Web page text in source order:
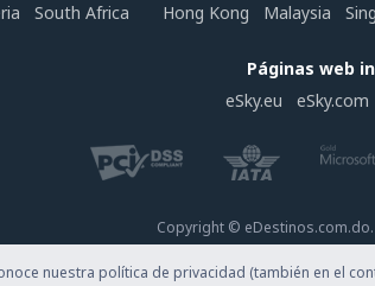
South Africa
Hong Kong
Malaysia
Páginas web
eSky.eu
eSky.com
Copyright ©
nuestra política de privacidad (también en el